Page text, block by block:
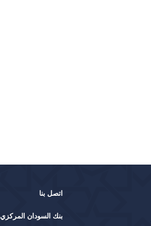
اتصل بنا
بنك السودان المركزي